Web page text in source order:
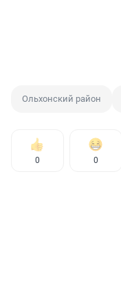
Ольхонский район
0 0